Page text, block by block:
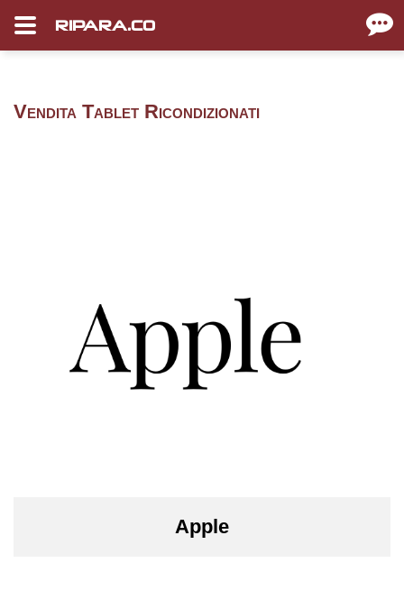
RIPARA.CO
Vendita Tablet Ricondizionati
Apple